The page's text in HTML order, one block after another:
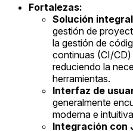
Fortalezas:
Solución
gestión de
la gestión de
continuas (CI/CD)
reduciendo la
herramientas.
Interfaz de
generalmente
moderna e
Integración con